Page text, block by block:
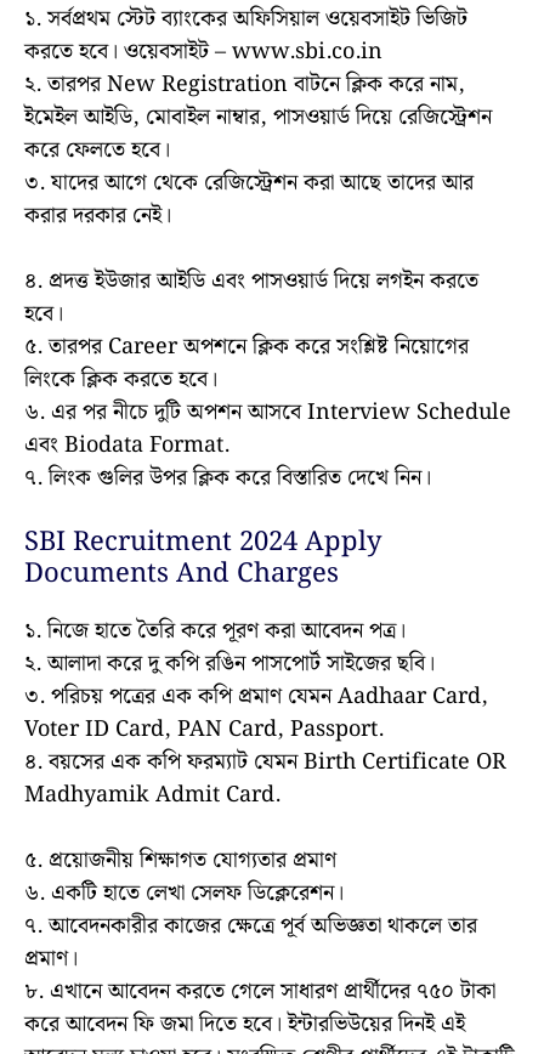
১. সর্বপ্রথম স্টেট ব্যাংকের অফিসিয়াল ওয়েবসাইট ভিজিট
করতে হবে। ওয়েবসাইট – www.sbi.co.in
২. তারপর New Registration বাটনে ক্লিক করে নাম,
ইমেইল আইডি, মোবাইল নাম্বার, পাসওয়ার্ড দিয়ে রেজিস্ট্রেশন
করে ফেলতে হবে।
৩. যাদের আগে থেকে রেজিস্ট্রেশন করা আছে তাদের আর
করার দরকার নেই।
৪. প্রদত্ত ইউজার আইডি এবং পাসওয়ার্ড দিয়ে লগইন করতে
হবে।
৫. তারপর Career অপশনে ক্লিক করে সংশ্লিষ্ট নিয়োগের
লিংকে ক্লিক করতে হবে।
৬. এর পর নীচে দুটি অপশন আসবে Interview Schedule
এবং Biodata Format.
৭. লিংক গুলির উপর ক্লিক করে বিস্তারিত দেখে নিন।
SBI Recruitment 2024 Apply
Documents And Charges
১. নিজে হাতে তৈরি করে পূরণ করা আবেদন পত্র।
২. আলাদা করে দু কপি রঙিন পাসপোর্ট সাইজের ছবি।
৩. পরিচয় পত্রের এক কপি প্রমাণ যেমন Aadhaar Card,
Voter ID Card, PAN Card, Passport.
৪. বয়সের এক কপি ফরম্যাট যেমন Birth Certificate OR
Madhyamik Admit Card.
৫. প্রয়োজনীয় শিক্ষাগত যোগ্যতার প্রমাণ
৬. একটি হাতে লেখা সেলফ ডিক্লেরেশন।
৭. আবেদনকারীর কাজের ক্ষেত্রে পূর্ব অভিজ্ঞতা থাকলে তার
প্রমাণ।
৮. এখানে আবেদন করতে গেলে সাধারণ প্রার্থীদের ৭৫০ টাকা
করে আবেদন ফি জমা দিতে হবে। ইন্টারভিউয়ের দিনই এই